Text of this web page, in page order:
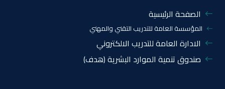
الصفحة الرئيسية
المؤسسة العامة للتدريب التقني والمهني
الادارة العامة للتدريب الالكتروني
صندوق تنمية الموارد البشرية (هدف)